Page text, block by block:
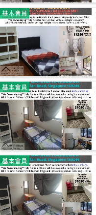
基本會員
基本會員
基本會員